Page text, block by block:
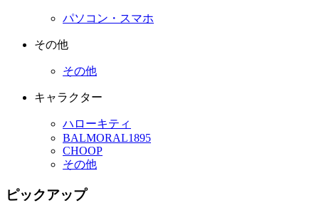
パソコン・スマホ
その他
その他
キャラクター
ハローキティ
BALMORAL1895
CHOOP
その他
ピックアップ